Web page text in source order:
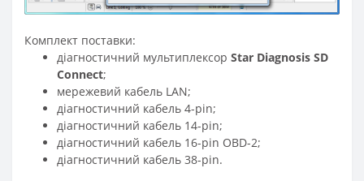
Комплект поставки:
діагностичний мультиплексор Star Diagnosis SD
Connect;
мережевий кабель LAN;
діагностичний кабель 4-pin;
діагностичний кабель 14-pin;
діагностичний кабель 16-pin OBD-2;
діагностичний кабель 38-pin.